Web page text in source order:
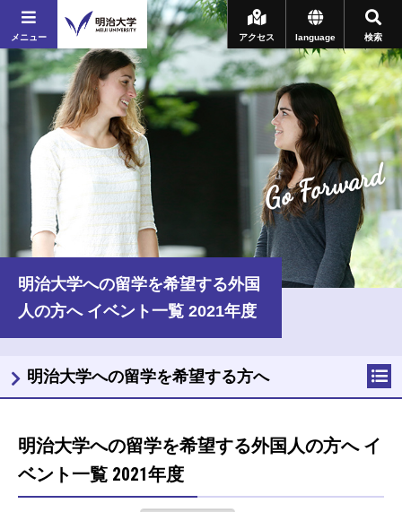
メニュー 検索
language
アクセス
Go Forward
明治大学への留学を希望する外国
人の方へ イベント一覧 2021年度
明治大学への留学を希望する外国人の方へ イ
ベント一覧 2021年度
明治大学への留学を希望する方へ